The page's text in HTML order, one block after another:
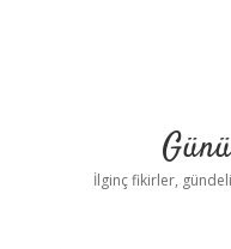
İlginç fikirler,